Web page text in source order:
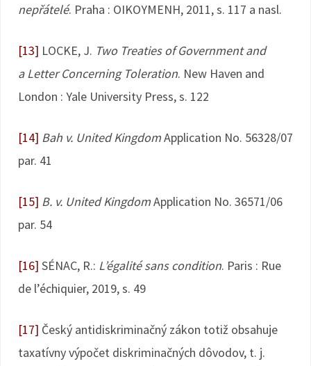
nepřátelé. Praha : OIKOYMENH, 2011, s. 117 a nasl.
[13] LOCKE, J. Two Treaties of Government and
a Letter Concerning Toleration. New Haven and
London : Yale University Press, s. 122
[14] Bah v. United KingdomApplication No. 56328/07
par. 41
[15] B. v. United KingdomApplication No. 36571/06
par. 54
[16] SÉNAC, R.: L’égalité sans condition. Paris : Rue
de l’échiquier, 2019, s. 49
[17] Český antidiskriminačný zákon totiž obsahuje
taxatívny výpočet diskriminačných dôvodov, t. j.